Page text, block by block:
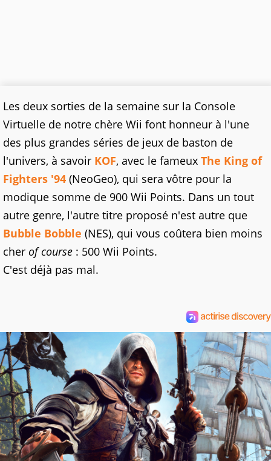
Les deux sorties de la semaine sur la Console
Virtuelle de notre chère Wii font honneur à l'une
des plus grandes séries de jeux de baston de
l'univers, à savoir KOF, avec le fameux The King of
Fighters '94 (NeoGeo), qui sera vôtre pour la
modique somme de 900 Wii Points. Dans un tout
autre genre, l'autre titre proposé n'est autre que
Bubble Bobble (NES), qui vous coûtera bien moins
cher of course : 500 Wii Points.
C'est déjà pas mal.